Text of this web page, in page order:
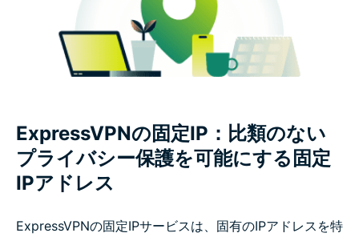
ExpressVPNの固定IP：比類のない
プライバシー保護を可能にする固定
IPアドレス
ExpressVPNの固定IPサービスは、固有のIPアドレスを特